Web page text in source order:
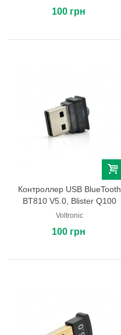
100 грн
Контроллер USB BlueTooth
BT810 V5.0, Blister Q100
Voltronic
100 грн